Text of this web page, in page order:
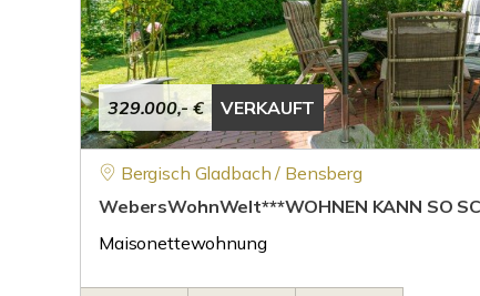
329.000,- € VERKAUFT
Bergisch Gladbach / Bensberg
WebersWohnWelt***WOHNEN KANN SO
Maisonettewohnung